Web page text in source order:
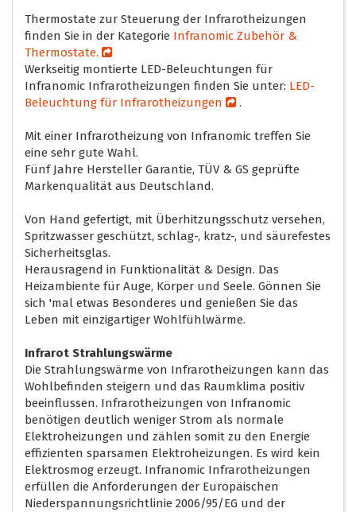
Thermostate zur Steuerung der Infrarotheizungen
finden Sie in der Kategorie Infranomic Zubehör &
Thermostate.
Werkseitig montierte LED-Beleuchtungen für
Infranomic Infrarotheizungen finden Sie unter: LED-
Beleuchtung für Infrarotheizungen
.
Mit einer Infrarotheizung von Infranomic treffen Sie
eine sehr gute Wahl.
Fünf Jahre Hersteller Garantie, TÜV & GS geprüfte
Markenqualität aus Deutschland.
Von Hand gefertigt, mit Überhitzungsschutz versehen,
Spritzwasser geschützt, schlag-, kratz-, und säurefestes
Sicherheitsglas.
Herausragend in Funktionalität & Design. Das
Heizambiente für Auge, Körper und Seele. Gönnen Sie
sich 'mal etwas Besonderes und genießen Sie das
Leben mit einzigartiger Wohlfühlwärme.
Infrarot Strahlungswärme
Die Strahlungswärme von Infrarotheizungen kann das
Wohlbefinden steigern und das Raumklima positiv
beeinflussen. Infrarotheizungen von Infranomic
benötigen deutlich weniger Strom als normale
Elektroheizungen und zählen somit zu den Energie
effizienten sparsamen Elektroheizungen. Es wird kein
Elektrosmog erzeugt. Infranomic Infrarotheizungen
erfüllen die Anforderungen der Europäischen
Niederspannungsrichtlinie 2006/95/EG und der